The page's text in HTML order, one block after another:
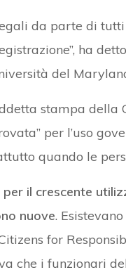
legali da parte di
ha
del
stampa della
per l’uso
quando le
il crescente
nuove.
for
che i funzionari